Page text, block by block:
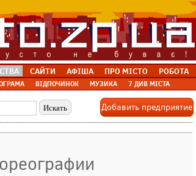
САЙТИ АФІША ПРО МІСТО РОБОТА
ВІДПОЧИНОК МУЗИКА 7 ДИВ МІСТА
Добавить предприятие